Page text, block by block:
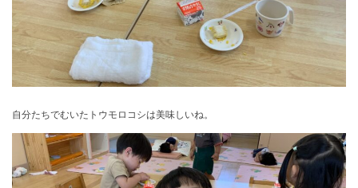
自分たちでむいたトウモロコシは美味しいね。